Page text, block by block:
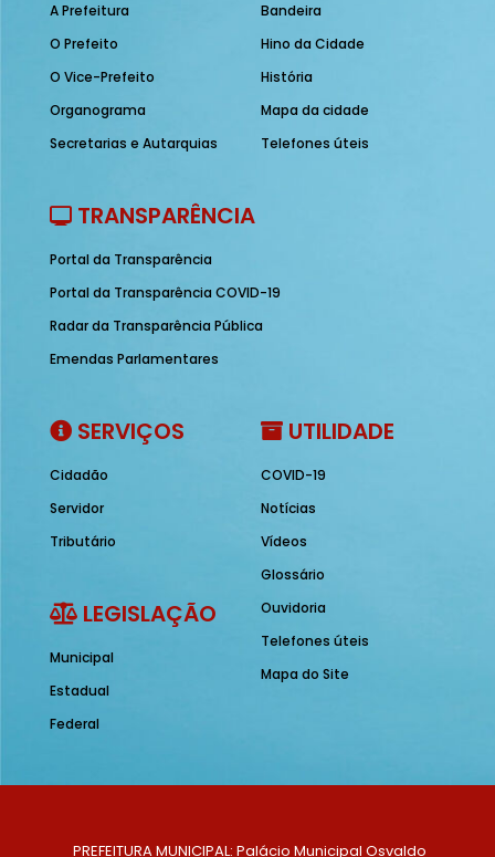
A Prefeitura
O Prefeito
O Vice-Prefeito
Organograma
Secretarias e Autarquias
Bandeira
Hino da Cidade
História
Mapa da cidade
Telefones úteis
TRANSPARÊNCIA
Portal da Transparência
Portal da Transparência COVID-19
Radar da Transparência Pública
Emendas Parlamentares
SERVIÇOS
Cidadão
Servidor
Tributário
LEGISLAÇÃO
Municipal
Estadual
Federal
UTILIDADE
COVID-19
Notícias
Vídeos
Glossário
Ouvidoria
Telefones úteis
Mapa do Site
PREFEITURA MUNICIPAL: Palácio Municipal Osvaldo